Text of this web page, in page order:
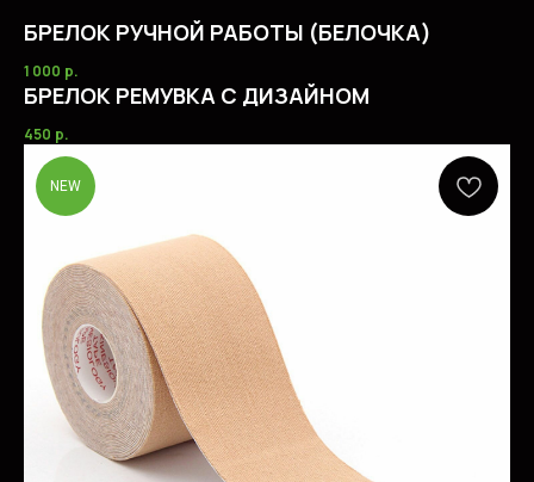
БРЕЛОК РУЧНОЙ РАБОТЫ (БЕЛОЧКА)
1 000 р.
БРЕЛОК РЕМУВКА С ДИЗАЙНОМ
450 р.
NEW